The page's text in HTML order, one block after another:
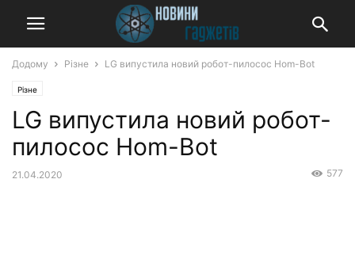
Додому Різне LG випустила новий робот-пилосос Hom-Bot
Різне
LG випустила новий робот-
пилосос Hom-Bot
21.04.2020 577